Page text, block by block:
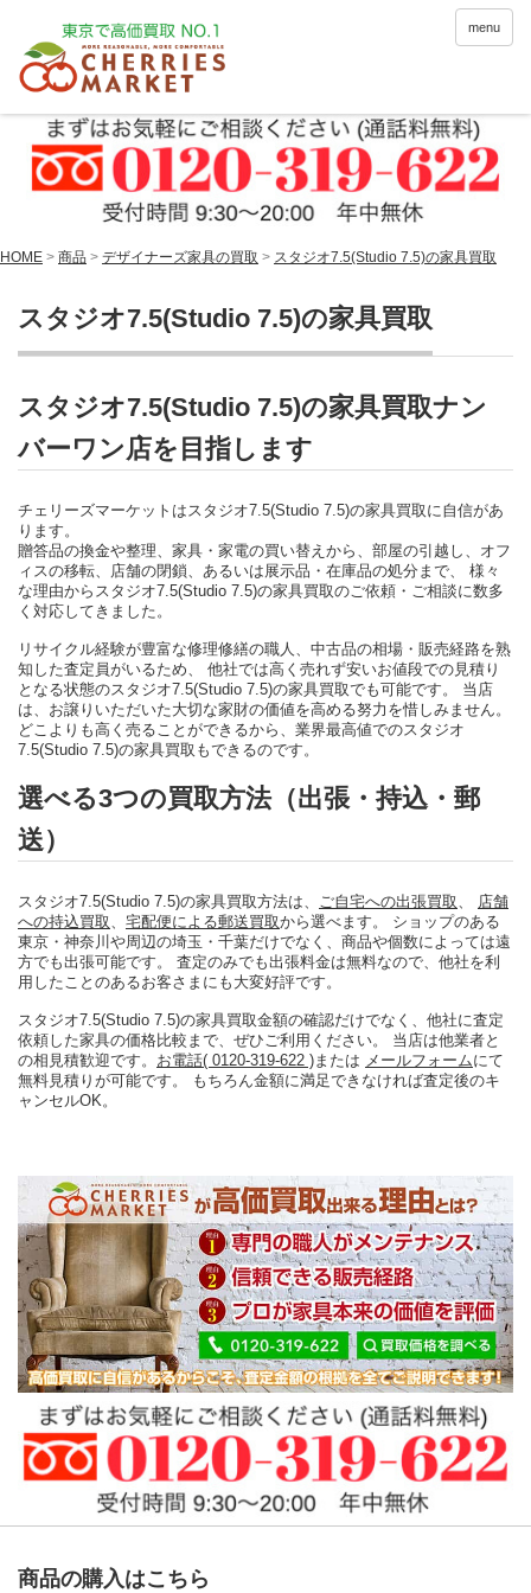
menu
HOME > 商品 > デザイナーズ家具の買取 > スタジオ7.5(Studio 7.5)の家具買取
スタジオ7.5(Studio 7.5)の家具買取
スタジオ7.5(Studio 7.5)の家具買取ナン
バーワン店を目指します
チェリーズマーケットはスタジオ7.5(Studio 7.5)の家具買取に自信があ
ります。
贈答品の換金や整理、家具・家電の買い替えから、部屋の引越し、オフ
ィスの移転、店舗の閉鎖、あるいは展示品・在庫品の処分まで、 様々
な理由からスタジオ7.5(Studio 7.5)の家具買取のご依頼・ご相談に数多
く対応してきました。
リサイクル経験が豊富な修理修繕の職人、中古品の相場・販売経路を熟
知した査定員がいるため、 他社では高く売れず安いお値段での見積り
となる状態のスタジオ7.5(Studio 7.5)の家具買取でも可能です。 当店
は、お譲りいただいた大切な家財の価値を高める努力を惜しみません。
どこよりも高く売ることができるから、業界最高値でのスタジオ
7.5(Studio 7.5)の家具買取もできるのです。
選べる3つの買取方法（出張・持込・郵
送）
スタジオ7.5(Studio 7.5)の家具買取方法は、 ご自宅への出張買取
店舗
への持込買取
宅配便による郵送買取から選べます。 ショップのある
東京・神奈川や周辺の埼玉・千葉だけでなく、商品や個数によっては遠
方でも出張可能です。 査定のみでも出張料金は無料なので、他社を利
用したことのあるお客さまにも大変好評です。
スタジオ7.5(Studio 7.5)の家具買取金額の確認だけでなく、他社に査定
依頼した家具の価格比較まで、ぜひご利用ください。 当店は他業者と
の相見積歓迎です。 お電話( 0120-319-622 ) または メールフォームにて
無料見積りが可能です。 もちろん金額に満足できなければ査定後のキ
ャンセルOK。
商品の購入はこちら